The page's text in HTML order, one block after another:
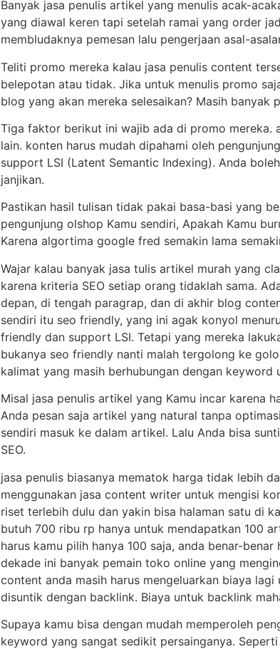
Banyak jasa penulis artikel yang menulis acak-
yang diawal keren tapi setelah ramai yang order
membludaknya pemesan lalu pengerjaan asal-
Teliti promo mereka kalau jasa penulis content
belepotan atau tidak. Jika untuk menulis promo
blog yang akan mereka selesaikan? Masih
Tiga faktor berikut ini wajib ada di promo
lain. konten harus mudah dipahami oleh
support LSI (Latent Semantic Indexing). Anda
janjikan.
Pastikan hasil tulisan tidak pakai basa-basi yang
pengunjung olshop Kamu sendiri, Apakah Kamu
Karena algortima google fred semakin lama
Wajar kalau banyak jasa tulis artikel murah yang
karena kriteria SEO setiap orang tidaklah sama.
depan, di tengah paragrap, dan di akhir blog
sendiri itu seo friendly, yang ini agak konyol
friendly dan support LSI. Tetapi yang mereka
bukanya seo friendly nanti malah tergolong ke
kalimat yang masih berhubungan dengan keyword
Misal jasa penulis artikel yang Kamu incar karena
Anda pesan saja artikel yang natural tanpa
sendiri masuk ke dalam artikel. Lalu Anda bisa
SEO.
jasa penulis biasanya mematok harga tidak lebih
menggunakan jasa content writer untuk mengisi
riset terlebih dulu dan yakin bisa halaman satu di
butuh 700 ribu rp hanya untuk mendapatkan 100
harus kamu pilih hanya 100 saja, anda benar-
dekade ini banyak pemain toko online yang
content anda masih harus mengeluarkan biaya
disuntik dengan backlink. Biaya untuk backlink
Supaya kamu bisa dengan mudah memperoleh
keyword yang sangat sedikit persainganya.